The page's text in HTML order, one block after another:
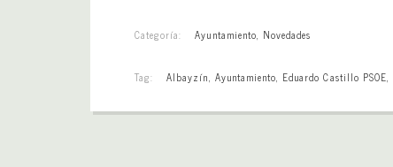
Categoría: Ayuntamiento, Novedades
Tag: Albayzín, Ayuntamiento, Eduardo Castillo PSOE,